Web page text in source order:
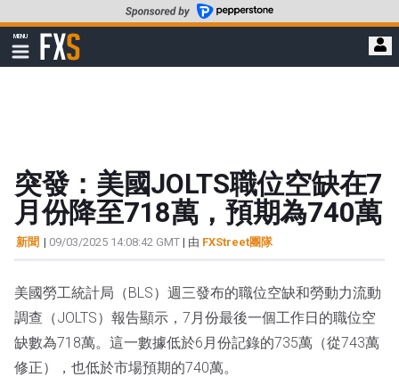
至
要
MENU
顯
示
FXStreet
突發：美國JOLTS職位空缺在7
月份降至718萬，預期為740萬
新聞 | 09/03/2025 14:08:42 GMT | 由 FXStreet團隊
美國勞工統計局（BLS）週三發布的職位空缺和勞動力流動
調查（JOLTS）報告顯示，7月份最後一個工作日的職位空
缺數為718萬。這一數據低於6月份記錄的735萬（從743萬
修正），也低於市場預期的740萬。